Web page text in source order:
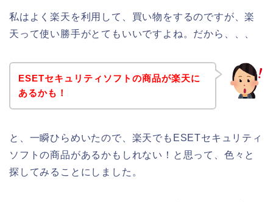
私はよく楽天を利用して、買い物をするのですが、楽
天って使い勝手がとてもいいですよね。だから、、、
ESETセキュリティソフトの商品が楽天に
あるかも！
と、一瞬ひらめいたので、楽天でもESETセキュリティ
ソフトの商品があるかもしれない！と思って、色々と
探してみることにしました。